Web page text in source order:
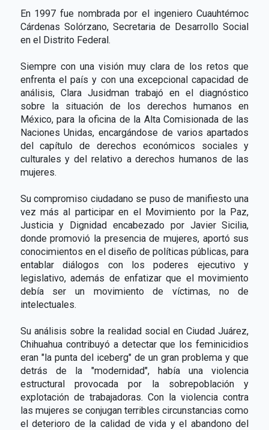
En 1997 fue nombrada por el ingeniero Cuauhtémoc
Cárdenas Solórzano, Secretaria de Desarrollo Social
en el Distrito Federal.
Siempre con una visión muy clara de los retos que
enfrenta el país y con una excepcional capacidad de
análisis, Clara Jusidman trabajó en el diagnóstico
sobre la situación de los derechos humanos en
México, para la oficina de la Alta Comisionada de las
Naciones Unidas, encargándose de varios apartados
del capítulo de derechos económicos sociales y
culturales y del relativo a derechos humanos de las
mujeres.
Su compromiso ciudadano se puso de manifiesto una
vez más al participar en el Movimiento por la Paz,
Justicia y Dignidad encabezado por Javier Sicilia,
donde promovió la presencia de mujeres, aportó sus
conocimientos en el diseño de políticas públicas, para
entablar diálogos con los poderes ejecutivo y
legislativo, además de enfatizar que el movimiento
debía ser un movimiento de víctimas, no de
intelectuales.
Su análisis sobre la realidad social en Ciudad Juárez,
Chihuahua contribuyó a detectar que los feminicidios
eran "la punta del iceberg" de un gran problema y que
detrás de la "modernidad", había una violencia
estructural provocada por la sobrepoblación y
explotación de trabajadoras. Con la violencia contra
las mujeres se conjugan terribles circunstancias como
el deterioro de la calidad de vida y el abandono del